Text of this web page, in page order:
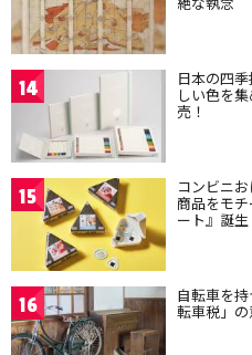
14 日本の四
しい色を
売！
15 コンビニ
商品をモ
ート』誕生
16 自転車を
転車税」